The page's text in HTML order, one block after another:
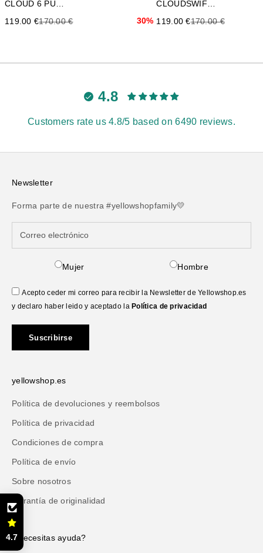
Precio de oferta
119.00 €Precio anterior
170.00 € 30% Precio de oferta
119.00 €Precio anterior
170.00 €
4.8
Customers rate us 4.8/5 based on 6490 reviews.
Newsletter
Forma parte de nuestra #yellowshopfamily💛
Mujer Hombre
Acepto ceder mi correo para recibir la Newsletter de Yellowshop.es
y declaro haber leido y aceptado la Política de privacidad
Suscribirse
yellowshop.es
Política de devoluciones y reembolsos
Política de privacidad
Condiciones de compra
Política de envío
Sobre nosotros
Garantía de originalidad
¿Necesitas ayuda?
4.7